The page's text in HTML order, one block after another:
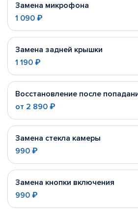
Замена микрофона
1 090 ₽
Замена задней крышки
1 190 ₽
Восстановление после
от 2 890 ₽
Замена стекла камеры
990 ₽
Замена кнопки включения
990 ₽